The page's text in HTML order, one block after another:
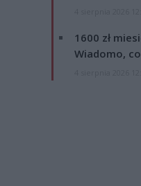
1600 zł
Wiadomo,